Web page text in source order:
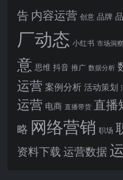
告 内容运营 创意 品牌
厂动态 小红书 市场洞察
意 思维 抖音 推广 数据分析
运营 案例分析 活动策划
运营 电商 直播带货 直播
略 网络营销 职场
资料下载 运营数据